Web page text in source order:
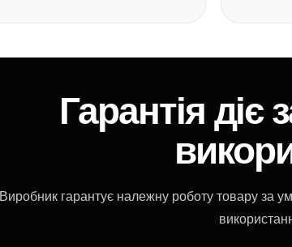
Гарантія
Виробник гарантує належну роботу товару за